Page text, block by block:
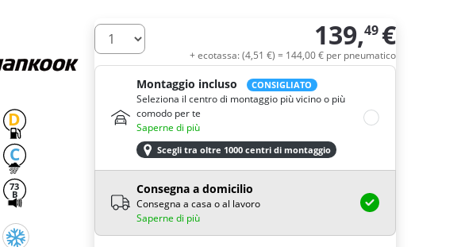
D
C
73
B
Quantità 139,49 €
+ ecotassa: (4,51 €) = 144,00€ per pneumatico
Montaggio incluso CONSIGLIATO
Seleziona il centro di montaggio più vicino o più
comodo per te
Saperne di più
Scegli tra oltre 1000 centri di montaggio
Consegna a domicilio
Consegna a casa o al lavoro
Saperne di più